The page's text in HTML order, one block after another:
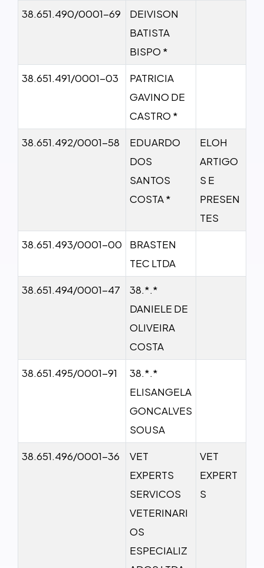
38.651.490/0001-69
DEIVISON
BATISTA
BISPO *
38.651.491/0001-03
PATRICIA
GAVINO DE
CASTRO *
38.651.492/0001-58
EDUARDO
DOS
SANTOS
COSTA *
ELOH
ARTIGO
S E
PRESEN
TES
38.651.493/0001-00
BRASTEN
TEC LTDA
38.651.494/0001-47
38.*.*
DANIELE DE
OLIVEIRA
COSTA
38.651.495/0001-91
38.*.*
ELISANGELA
GONCALVES
SOUSA
38.651.496/0001-36
VET
EXPERTS
SERVICOS
VETERINARI
OS
ESPECIALIZ
VET
EXPERT
S